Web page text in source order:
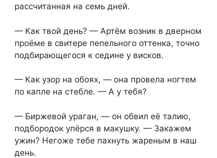
рассчитанная на семь дней.
— Как твой день? — Артём возник в дверном
проёме в свитере пепельного оттенка, точно
подбирающегося к седине у висков.
— Как узор на обоях, — она провела ногтем
по капле на стебле. — А у тебя?
— Биржевой ураган, — он обвил её талию,
подбородок упёрся в макушку. — Закажем
ужин? Негоже тебе пахнуть жареным в наш
день.